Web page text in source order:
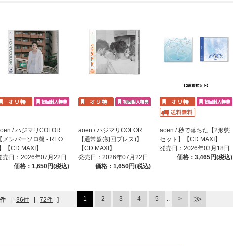
/ ハジマリCOLOR
【メンバーソロ盤 - REO
【CD MAXI】
売日：2026年07月22日
価格：1,650円(税込)
aoen / ハジマリCOLOR
【通常盤(初回プレス)】
【CD MAXI】
発売日：2026年07月22日
価格：1,650円(税込)
aoen / 秒で落ちた【2形態
セット】【CD MAXI】
発売日：2026年03月18日
価格：3,465円(税込)
| 36件 | 72件 ] 1 2 3 4 5